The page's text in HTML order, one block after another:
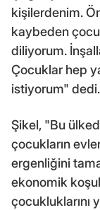
kişilerdenim.
kaybeden
diliyorum.
Çocuklar hep
istiyorum" dedi.
Şikel, "Bu
çocukların
ergenliğini
ekonomik
çocukluklarını